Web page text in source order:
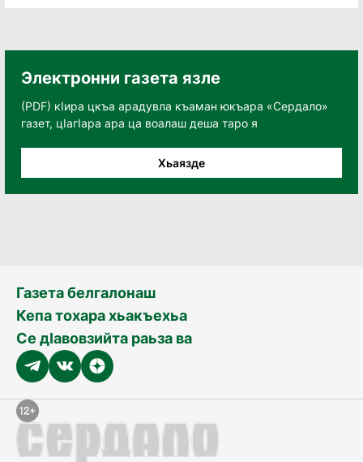
Электронни газета язле
(PDF) кӀира цкъа арадувла къаман юкъара «Сердало»
газет, цӀагӀара ара ца воалаш деша таро я
Хьаязде
Газета белгалонаш
Кепа тохара хьакъехьа
Се дӀавовзийта раьза ва